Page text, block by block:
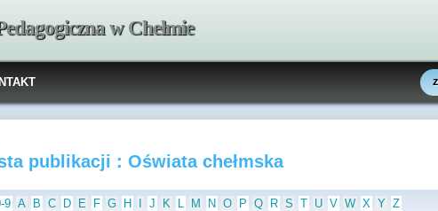
w Chełmie
publikacji : Oświata chełmska
9 A B C D E F G H J K L M N O P Q R S T U V W X Y Z